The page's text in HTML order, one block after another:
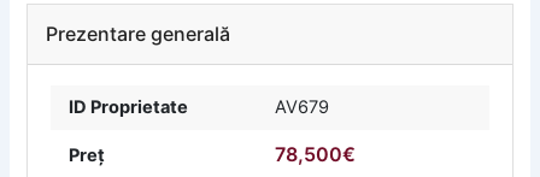
Prezentare generală
ID Proprietate AV679
Preț 78,500€